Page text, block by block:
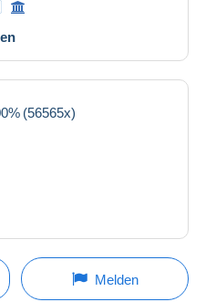
(56565x)
Melden